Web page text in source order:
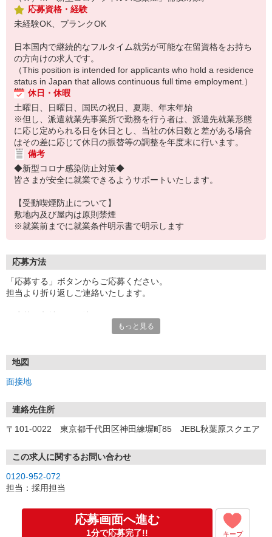
応募資格・経験
未経験OK、ブランクOK
日本国内で継続的なフルタイム就労が可能な在留資格をお持ち
の方向けの求人です。
（This position is intended for applicants who hold a residence
status in Japan that allows continuous full time employment.）
休日・休暇
土曜日、日曜日、国民の祝日、夏期、年末年始
※但し、派遣就業先事業所で勤務を行う者は、派遣先就業形態
に応じ定められる日を休日とし、当社の休日数と差がある場合
はその差に応じて休日の振替等の調整を年度末に行います。
備考
◆新型コロナ感染防止対策◆
皆さまが安全に就業できるようサポートいたします。
【受動喫煙防止について】
敷地内及び屋内は原則禁煙
※就業前までに就業条件明示書で明示します
応募方法
「応募する」ボタンからご応募ください。
担当より折り返しご連絡いたします。
*来社面接またはオンライン面接が可能です。
（応募情報不足の場合は、履歴書・職務経歴書を頂くケースがあ
▼内定（面接後、最短翌営業日）
*当社より内定通知をお送りします。
*内定にご承諾いただけましたら、採用決定となります。
*当社の正社員としてご入社いただきます。
*辞令の授与、オリエンテーションをお受けいただきます。
▼配属先の決定（★）
*当社が配属先を決定します。
▼就業開始
*配属先にて、当社の派遣スタッフとしてご就業いただきます。
もっと見る
地図
面接地
連絡先住所
〒101-0022 東京都千代田区神田練塀町85 JEBL秋葉原スクエア
この求人に関するお問い合わせ
0120-952-072
担当：採用担当
応募画面へ進む
1分で応募完了!! キープ